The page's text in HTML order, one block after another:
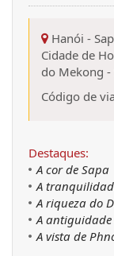
Hanói -
Cidade de
do Mekong -
Código de
Destaques:
A cor de Sapa
A
A riqueza do
A antiguidade
A vista de